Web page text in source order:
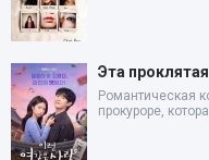
Эта
Романтическая
прокуроре,